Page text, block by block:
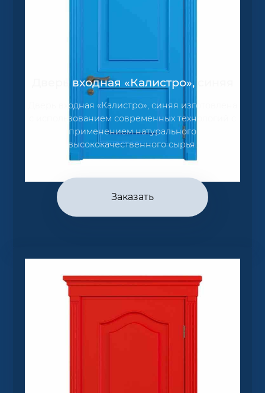
Дверь входная «Калистро», синяя
Дверь входная «Калистро», синяя изготовлена
с использованием современных технологий с
применением натурального
высококачественного сырья.
Заказать